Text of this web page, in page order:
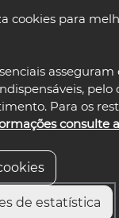
cookies para
Para os
consulte
de estatística